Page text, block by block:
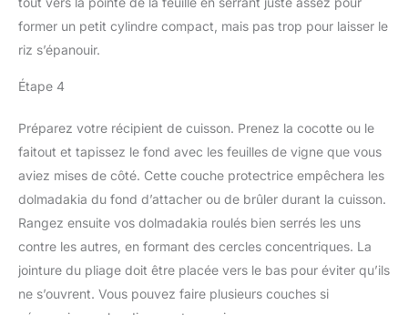
former un petit cylindre compact, mais pas trop pour laisser le
riz s’épanouir.
Étape 4
Préparez votre récipient de cuisson. Prenez la cocotte ou le
faitout et tapissez le fond avec les feuilles de vigne que vous
aviez mises de côté. Cette couche protectrice empêchera les
dolmadakia du fond d’attacher ou de brûler durant la cuisson.
Rangez ensuite vos dolmadakia roulés bien serrés les uns
contre les autres, en formant des cercles concentriques. La
jointure du pliage doit être placée vers le bas pour éviter qu’ils
ne s’ouvrent. Vous pouvez faire plusieurs couches si